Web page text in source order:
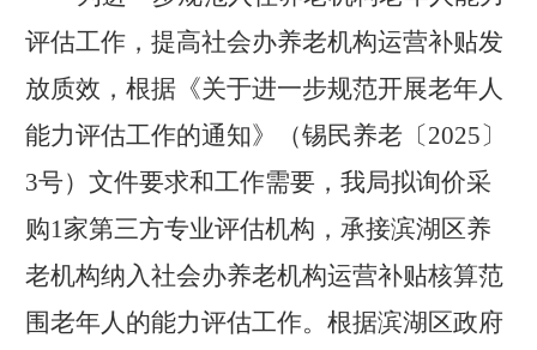
评估工作，提高社会办养老机构运营补贴发
放质效，根据《关于进一步规范开展老年人
能力评估工作的通知》（锡民养老〔2025〕
3号）文件要求和工作需要，我局拟询价采
购1家第三方专业评估机构，承接滨湖区养
老机构纳入社会办养老机构运营补贴核算范
围老年人的能力评估工作。根据滨湖区政府